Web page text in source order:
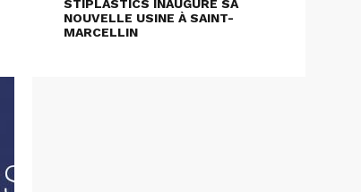
STIPLASTICS INAUGURE SA
NOUVELLE USINE À SAINT-
MARCELLIN